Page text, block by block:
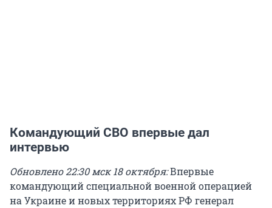
Командующий СВО впервые дал
интервью
Обновлено 22:30 мск 18 октября:Впервые
командующий специальной военной операцией
на Украине и новых территориях РФ генерал